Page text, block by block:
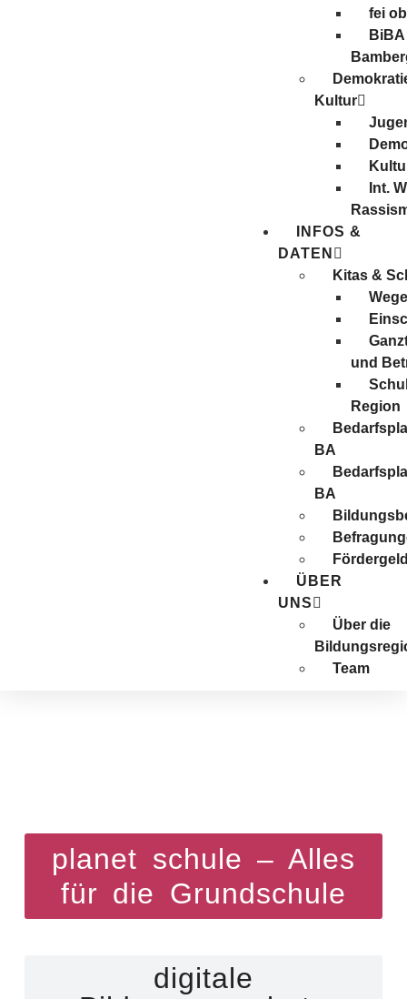
fei
Kultur
Int.
INFOS &
DATEN
Kitas &
und
Region
BA
BA
ÜBER
UNS
Über die
Team
planet schule – Alles
für die Grundschule
digitale